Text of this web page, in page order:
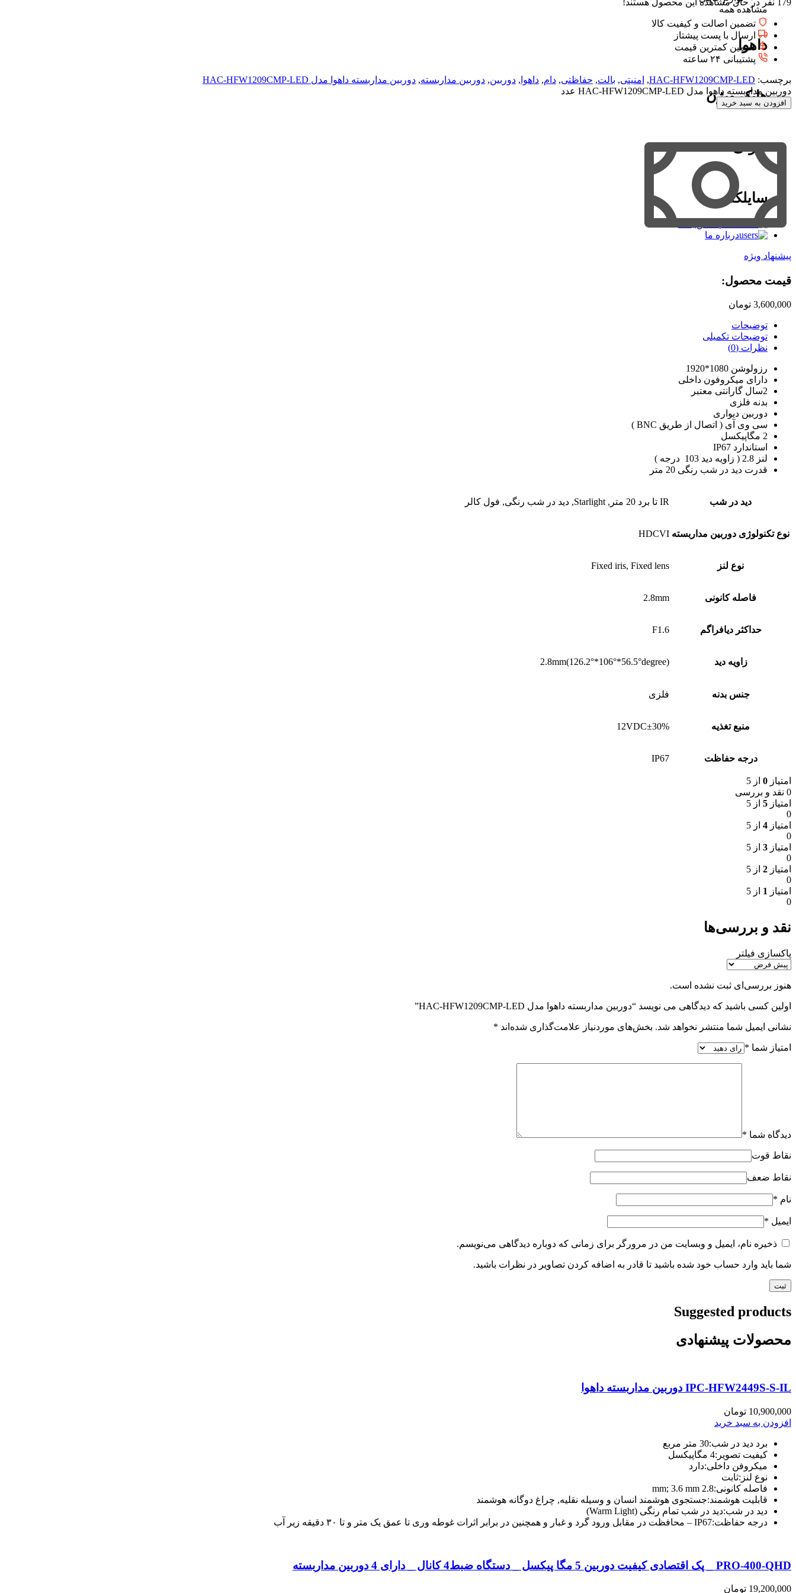
مشاهده همه
داهوا
هایک ویژن
سونی
سایلکس
درباره ما
پیشنهاد ویژه
179 نفر در حال مشاهده این محصول هستند!
تضمین اصالت و کیفیت کالا
ارسال با پست پیشتاز
تضمین کمترین قیمت
پشتیبانی ۲۴ ساعته
برچسب: HAC-HFW1209CMP-LED
, امنیتی, بالت, حفاظتی, دام, داهوا , دوربین, دوربین مداربسته, دوربین مداربسته داهوا مدل HAC-HFW1209CMP-LED
دوربین مداربسته داهوا مدل HAC-HFW1209CMP-LED عدد
افزودن به سبد خرید
قیمت محصول:​
3,600,000 تومان
توضیحات
توضیحات تکمیلی
نظرات (0)
رزولوشن 1080*1920
دارای میکروفون داخلی
2سال گارانتی معتبر
بدنه فلزی
دوربین دیواری
سی وی آی ( اتصال از طریق BNC )
2 مگاپیکسل
استاندارد IP67
لنز 2.8 ( زاویه دید 103 درجه )
قدرت دید در شب رنگی 20 متر
دید در شب IR تا برد 20 متر, Starlight, دید در شب رنگی, فول کالر
نوع تکنولوژی دوربین مداربسته HDCVI
نوع لنز Fixed iris, Fixed lens
فاصله کانونی 2.8mm
حداکثر دیافراگم F1.6
زاویه دید 2.8mm(126.2°*106°*56.5°degree)
جنس بدنه فلزی
منبع تغذیه 12VDC±30%
درجه حفاظت IP67
امتیاز 0 از 5
0 نقد و بررسی
امتیاز 5 از 5
0
امتیاز 4 از 5
0
امتیاز 3 از 5
0
امتیاز 2 از 5
0
امتیاز 1 از 5
0
نقد و بررسی‌ها
پاکسازی فیلتر
هنوز بررسی‌ای ثبت نشده است.
اولین کسی باشید که دیدگاهی می نویسد “دوربین مداربسته داهوا مدل HAC-HFW1209CMP-LED”
نشانی ایمیل شما منتشر نخواهد شد. بخش‌های موردنیاز علامت‌گذاری شده‌اند *
امتیاز شما *
دیدگاه شما *
نقاط قوت
نقاط ضعف
نام *
ایمیل *
ذخیره نام، ایمیل و وبسایت من در مرورگر برای زمانی که دوباره دیدگاهی می‌نویسم.
شما باید وارد حساب خود شده باشید تا قادر به اضافه کردن تصاویر در نظرات باشید.
Suggested products
محصولات پیشنهادی
IPC-HFW2449S-S-IL دوربین مداربسته داهوا
10,900,000 تومان
افزودن به سبد خرید
برد دید در شب:30 متر مربع
کیفیت تصویر:4 مگاپیکسل
میکروفن داخلی:دارد
نوع لنز:ثابت
فاصله کانونی:2.8 mm; 3.6 mm
قابلیت هوشمند:جستجوی هوشمند انسان و وسیله نقلیه, چراغ دوگانه هوشمند
دید در شب:دید در شب تمام رنگی (Warm Light)
درجه حفاظت:IP67 – محافظت در مقابل ورود گرد و غبار و همچنین در برابر اثرات غوطه وری تا عمق یک متر و تا ۳۰ دقیقه زیر آب
PRO-400-QHD _ پک اقتصادی کیفیت دوربین 5 مگا پیکسل _ دستگاه ضبط4 کانال _ دارای 4 دوربین مداربسته
19,200,000 تومان